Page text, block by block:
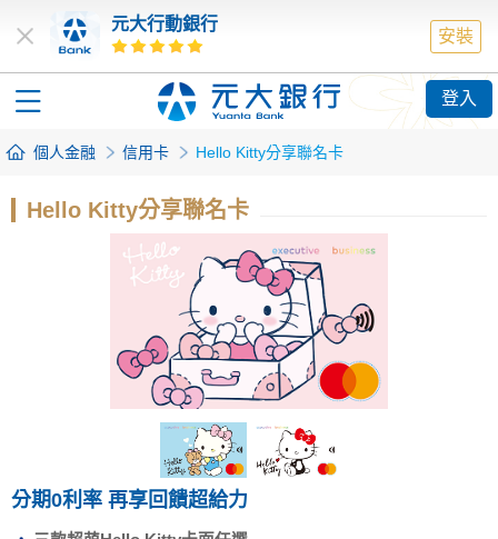
元大行動銀行
安裝
登入
個人金融 信用卡 Hello Kitty分享聯名卡
Hello Kitty分享聯名卡
分期0利率 再享回饋超給力